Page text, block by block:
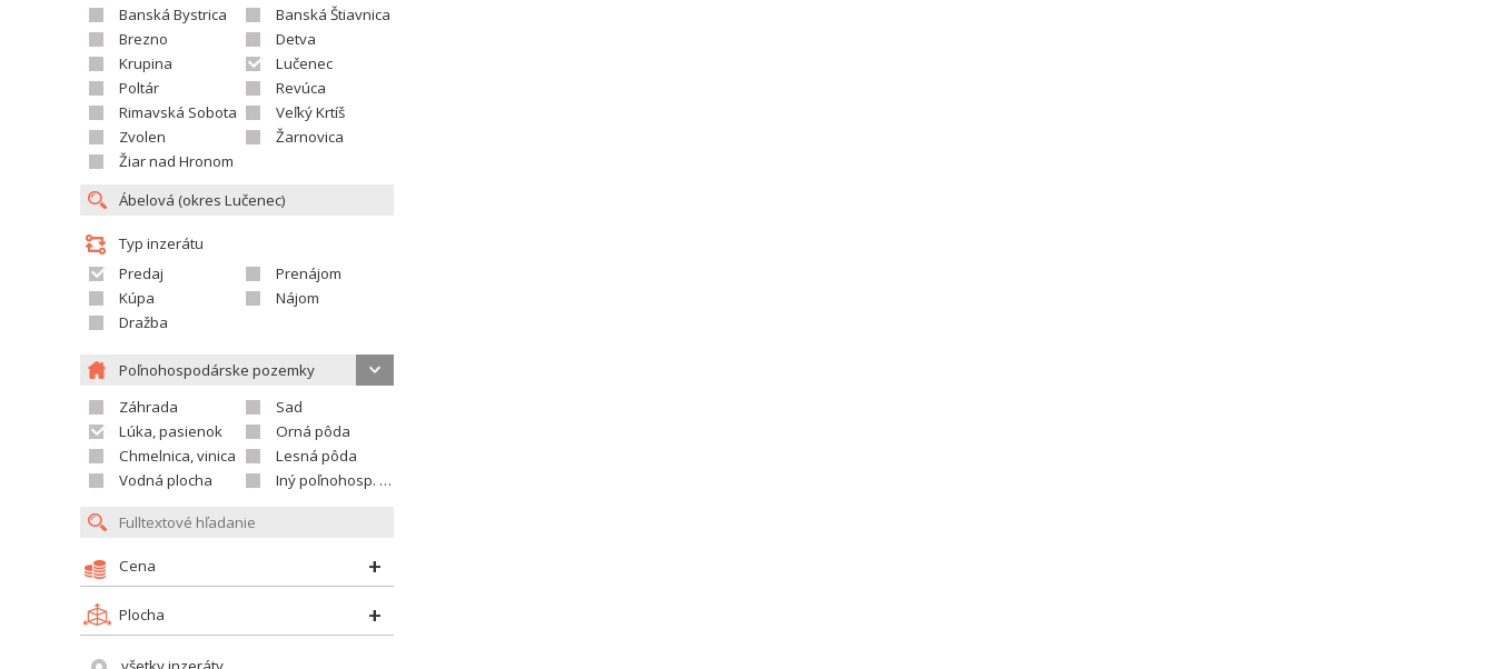
Banská Bystrica
Banská Štiavnica
Brezno
Detva
Krupina
Lučenec
Poltár
Revúca
Rimavská Sobota
Veľký Krtíš
Zvolen
Žarnovica
Žiar nad Hronom
Typ inzerátu
Predaj
Prenájom
Kúpa
Nájom
Dražba
Poľnohospodárske pozemky
Záhrada
Sad
Lúka, pasienok
Orná pôda
Chmelnica, vinica
Lesná pôda
Vodná plocha
Iný poľnohosp. pozemok
Cena
Plocha